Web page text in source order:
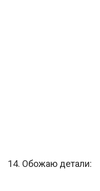
14. Обожаю детали: